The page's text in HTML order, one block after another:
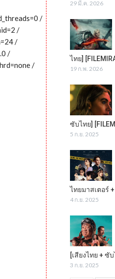
/
/
/
/
/
29 มี.ค. 2026
ไทย]
19 ก.พ. 2026
ซับไทย]
5 ก.ย. 2025
ไทยมาสเตอร์
4 ก.ย. 2025
[เสียงไทย + ซั
3 ก.ย. 2025